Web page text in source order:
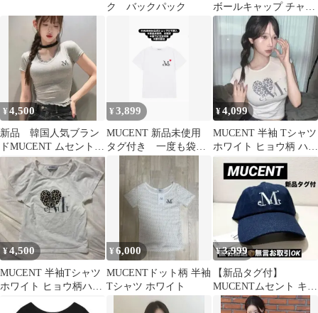
ク バックパック
ボールキャップ チャコ
ール
¥4,500
新品 韓国人気ブラン
ドMUCENT ムセント
サニアレースVネック
半袖Tシャツ
¥3,899
MUCENT 新品未使用
タグ付き 一度も袋か
ら開封なし
¥4,099
MUCENT 半袖 Tシャツ
ホワイト ヒョウ柄 ハー
ト ムセント 未開封
¥4,500
MUCENT 半袖Tシャツ
ホワイト ヒョウ柄ハー
トロゴ
¥6,000
MUCENTドット柄 半袖
Tシャツ ホワイト
¥3,999
【新品タグ付】
MUCENTムセント キャ
ップ/帽子 デニム 韓国